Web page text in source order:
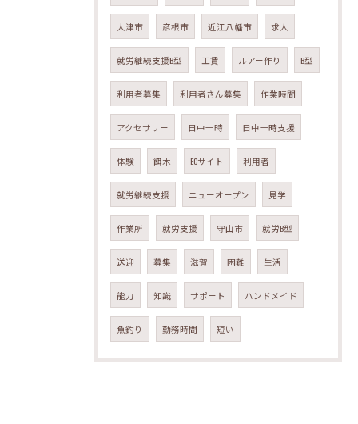
大津市 彦根市 近江八幡市 求人
就労継続支援B型 工賃 ルアー作り B型
利用者募集 利用者さん募集 作業時間
アクセサリー 日中一時 日中一時支援
体験 餌木 ECサイト 利用者
就労継続支援 ニューオープン 見学
作業所 就労支援 守山市 就労B型
送迎 募集 滋賀 困難 生活
能力 知識 サポート ハンドメイド
魚釣り 勤務時間 短い